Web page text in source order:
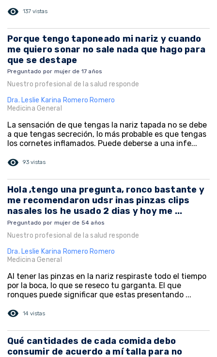
visibility 137 vistas
Porque tengo taponeado mi nariz y cuando
me quiero sonar no sale nada que hago para
que se destape
Preguntado por mujer de 17 años
Nuestro profesional de la salud responde
Dra. Leslie Karina Romero Romero
Medicina General
La sensación de que tengas la nariz tapada no se debe
a que tengas secreción, lo más probable es que tengas
los cornetes inflamados. Puede deberse a una infe...
visibility 93 vistas
Hola ,tengo una pregunta, ronco bastante y
me recomendaron udsr inas pinzas clips
nasales los he usado 2 dias y hoy me ...
Preguntado por mujer de 54 años
Nuestro profesional de la salud responde
Dra. Leslie Karina Romero Romero
Medicina General
Al tener las pinzas en la nariz respiraste todo el tiempo
por la boca, lo que se reseco tu garganta. El que
ronques puede significar que estas presentando ...
visibility 14 vistas
Qué cantidades de cada comida debo
consumir de acuerdo a mí talla para no